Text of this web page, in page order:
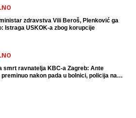
zdravstva Vili Beroš, Plenković ga
Istraga USKOK-a zbog korupcije
smrt ravnatelja KBC-a Zagreb: Ante
nakon pada u bolnici, policija na